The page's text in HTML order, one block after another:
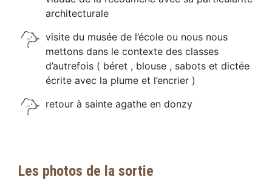
architecturale
visite du musée de l’école ou nous nous
mettons dans le contexte des classes
d’autrefois ( béret , blouse , sabots et dictée
écrite avec la plume et l’encrier )
retour à sainte agathe en donzy
Les photos de la sortie